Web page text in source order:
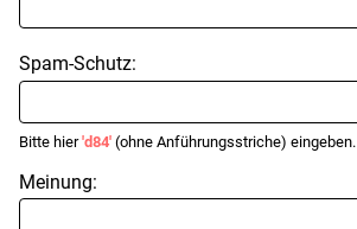
Spam-Schutz:
Bitte hier'd84' (ohne Anführungsstriche) eingeben.
Meinung: